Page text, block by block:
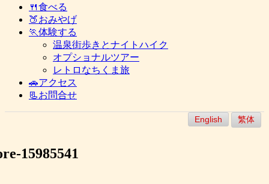
🍴食べる
🍑おみやげ
🏃体験する
温泉街歩きとナイトハイク
オプショナルツアー
レトロなちくま旅
🚗アクセス
📃お問合せ
English 繁体
15985541